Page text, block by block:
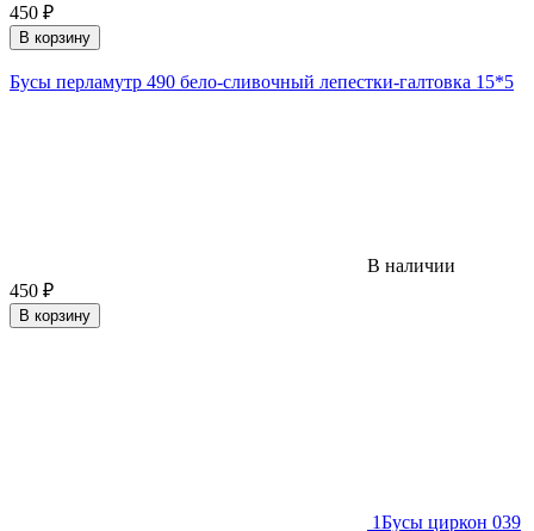
450 ₽
В корзину
Бусы перламутр 490 бело-сливочный лепестки-галтовка 15*5
В наличии
450 ₽
В корзину
1Бусы циркон 039